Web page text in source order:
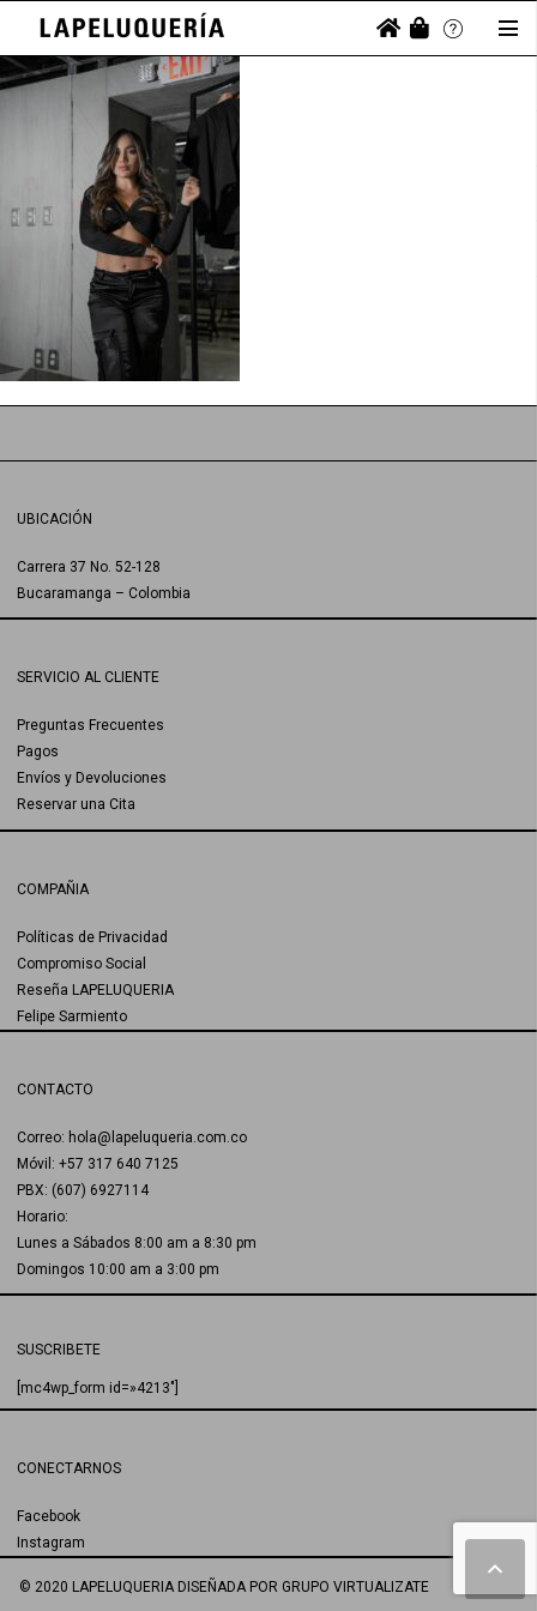
UBICACIÓN
Carrera 37 No. 52-128
Bucaramanga – Colombia
SERVICIO AL CLIENTE
Preguntas Frecuentes
Pagos
Envíos y Devoluciones
Reservar una Cita
COMPAÑIA
Políticas de Privacidad
Compromiso Social
Reseña LAPELUQUERIA
Felipe Sarmiento
CONTACTO
Correo: hola@lapeluqueria.com.co
Móvil: +57 317 640 7125
PBX: (607) 6927114
Horario:
Lunes a Sábados 8:00 am a 8:30 pm
Domingos 10:00 am a 3:00 pm
SUSCRIBETE
[mc4wp_form id=»4213″]
CONECTARNOS
Facebook
Instagram
© 2020 LAPELUQUERIA DISEÑADA POR GRUPO VIRTUALIZATE